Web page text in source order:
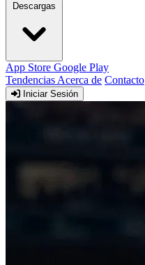
Descargas
App Store Google Play
Tendencias Acerca de Contacto
Iniciar Sesión